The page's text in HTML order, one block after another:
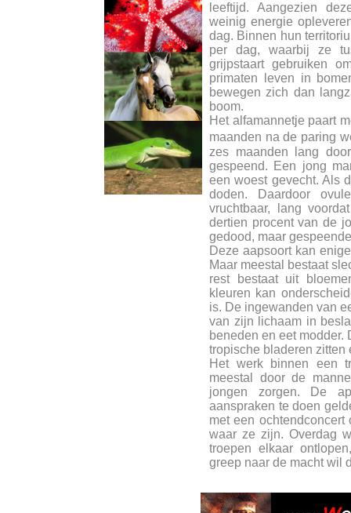
leeftijd. Aangezien
weinig energie
dag. Binnen hun
per dag, waarbij ze
grijpstaart gebruiken
primaten leven in
bewegen zich dan
boom.
Het alfamannetje paart
maanden na de paring
zes maanden lang
gespeend. Een jong
een woest gevecht. Als
doden. Daardoor
vruchtbaar, lang
dertien procent van de
gedood, maar
Deze aapsoort kan
Maar meestal bestaat
rest bestaat uit
kleuren kan
is. De ingewanden van
van zijn lichaam in
beneden en eet
tropische bladeren zitten
Het werk binnen een
meestal door de
jongen zorgen. De
aanspraken te doen
met een
waar ze zijn. Overdag
troepen elkaar
greep naar de macht wil